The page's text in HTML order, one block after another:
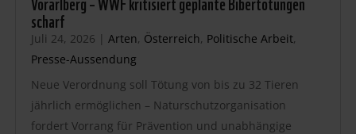
scharf
Juli 24, 2026 | Arten, Österreich, Politische Arbeit,
Presse-Aussendung
Neue Verordnung soll Tötung von bis zu 32 Tieren
jährlich ermöglichen – Naturschutzorganisation
fordert Vorrang für Prävention und unabhängige